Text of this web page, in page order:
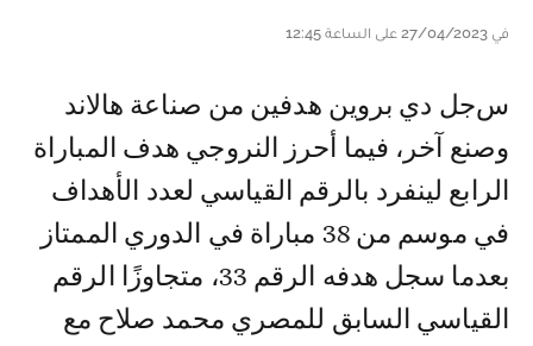
في 27/04/2023 على الساعة 12:45
سجل دي بروين هدفين من صناعة هالاند
وصنع آخر، فيما أحرز النروجي هدف المباراة
الرابع لينفرد بالرقم القياسي لعدد الأهداف
في موسم من 38 مباراة في الدوري الممتاز
بعدما سجل هدفه الرقم 33، متجاوزًا الرقم
القياسي السابق للمصري محمد صلاح مع